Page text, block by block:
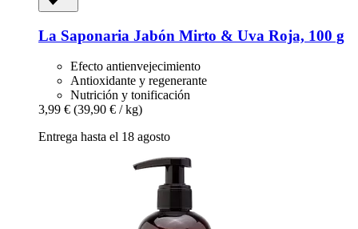
La Saponaria Jabón Mirto & Uva Roja, 100 g
Efecto antienvejecimiento
Antioxidante y regenerante
Nutrición y tonificación
3,99 € (39,90 € / kg)
Entrega hasta el 18 agosto